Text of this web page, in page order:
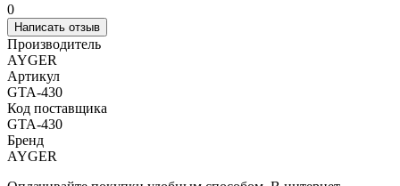
0
Написать отзыв
Производитель
AYGER
Артикул
GTA-430
Код поставщика
GTA-430
Бренд
AYGER